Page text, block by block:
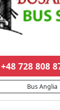
+48 728 808
Bus Anglia